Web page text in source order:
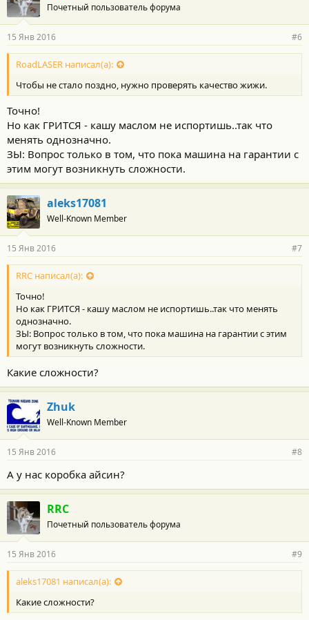
Почетный пользователь форума
15 Янв 2016 #6
RoadLASER написал(а):
Чтобы не стало поздно, нужно проверять качество жижи.
Точно!
Но как ГРИТСЯ - кашу маслом не испортишь..так что
менять однозначно.
ЗЫ: Вопрос только в том, что пока машина на гарантии с
этим могут возникнуть сложности.
aleks17081
Well-Known Member
15 Янв 2016 #7
RRC написал(а):
Точно!
Но как ГРИТСЯ - кашу маслом не испортишь..так что менять
однозначно.
ЗЫ: Вопрос только в том, что пока машина на гарантии с этим
могут возникнуть сложности.
Какие сложности?
Zhuk
Well-Known Member
15 Янв 2016 #8
А у нас коробка айсин?
RRC
Почетный пользователь форума
15 Янв 2016 #9
aleks17081 написал(а):
Какие сложности?